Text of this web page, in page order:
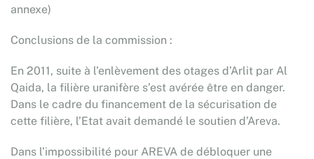
annexe)
Conclusions de la commission :
En 2011, suite à l’enlèvement des otages d’Arlit par Al
Qaida, la filière uranifère s’est avérée être en danger.
Dans le cadre du financement de la sécurisation de
cette filière, l’Etat avait demandé le soutien d’Areva.
Dans l’impossibilité pour AREVA de débloquer une